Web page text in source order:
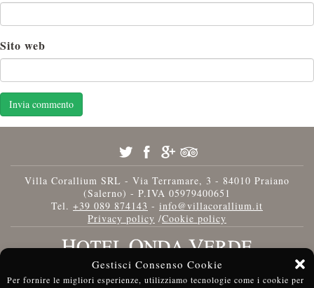
Gestisci Consenso Cookie
Per fornire le migliori esperienze, utilizziamo tecnologie come i cookie per
Sito web
Villa Corallium SRL - Via Terramare, 3 - 84010 Praiano
(Salerno) - P.IVA 05979400651
Tel. +39 089 874143 - info@villacorallium.it
Privacy policy /Cookie policy